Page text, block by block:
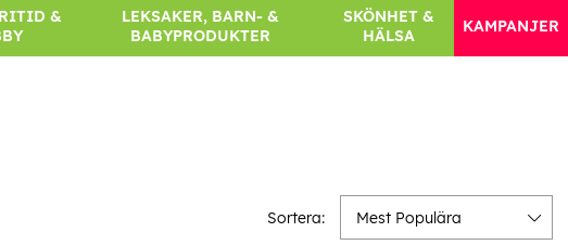
&
LEKSAKER, BARN- &
BABYPRODUKTER
SKÖNHET &
HÄLSA
KAMPANJER
Sortera: Mest Populära